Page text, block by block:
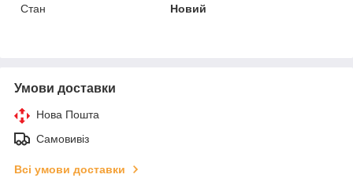
Стан
Новий
Умови доставки
Нова Пошта
Самовивіз
Всі умови доставки